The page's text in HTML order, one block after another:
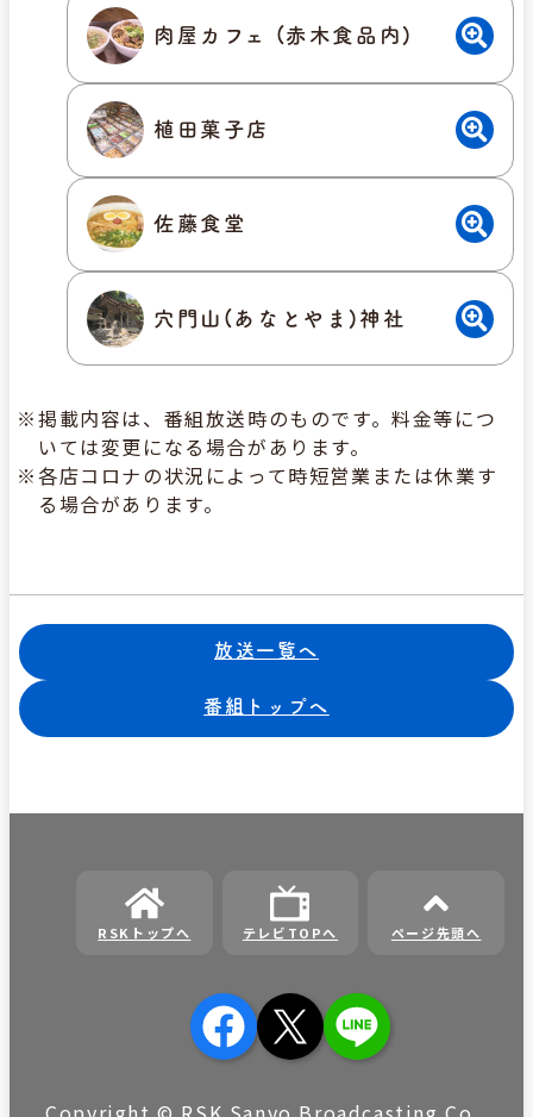
肉屋カフェ (赤木食品内)
植田菓子店
佐藤食堂
穴門山(あなとやま)神社
掲載内容は、番組放送時のものです。料金等につ
いては変更になる場合があります。
各店コロナの状況によって時短営業または休業す
る場合があります。
放送一覧へ
番組トップへ
RSKトップへ テレビTOPへ ページ先頭へ